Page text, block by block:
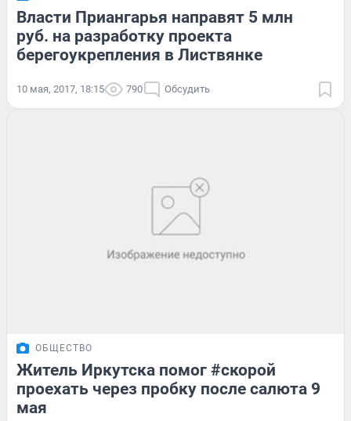
Власти Приангарья направят 5 млн
руб. на разработку проекта
берегоукрепления в Листвянке
10 мая, 2017, 18:15 790 Обсудить
ОБЩЕСТВО
Житель Иркутска помог #скорой
проехать через пробку после салюта 9
мая